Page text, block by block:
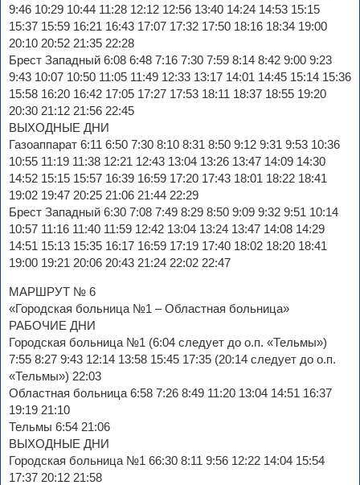
9:46 10:29 10:44 11:28 12:12 12:56 13:40 14:24 14:53 15:15
15:37 15:59 16:21 16:43 17:07 17:32 17:50 18:16 18:34 19:00
20:10 20:52 21:35 22:28
Брест Западный 6:08 6:48 7:16 7:30 7:59 8:14 8:42 9:00 9:23
9:43 10:07 10:50 11:05 11:49 12:33 13:17 14:01 14:45 15:14 15:36
15:58 16:20 16:42 17:05 17:27 17:53 18:11 18:37 18:55 19:20
20:30 21:12 21:56 22:45
ВЫХОДНЫЕ ДНИ
Газоаппарат 6:11 6:50 7:30 8:10 8:31 8:50 9:12 9:31 9:53 10:36
10:55 11:19 11:38 12:21 12:43 13:04 13:26 13:47 14:09 14:30
14:52 15:15 15:57 16:39 16:59 17:20 17:43 18:01 18:22 18:41
19:02 19:47 20:25 21:06 21:44 22:29
Брест Западный 6:30 7:08 7:49 8:29 8:50 9:09 9:32 9:51 10:14
10:57 11:16 11:40 11:59 12:42 13:04 13:24 13:47 14:08 14:29
14:51 15:13 15:35 16:17 16:59 17:19 17:40 18:02 18:20 18:41
19:00 19:21 20:06 20:43 21:24 22:02 22:47
МАРШРУТ № 6
«Городская больница №1 – Областная больница»
РАБОЧИЕ ДНИ
Городская больница №1 (6:04 следует до о.п. «Тельмы»)
7:55 8:27 9:43 12:14 13:58 15:45 17:35 (20:14 следует до о.п.
«Тельмы») 22:03
Областная больница 6:58 7:26 8:49 11:20 13:04 14:51 16:37
19:19 21:10
Тельмы 6:54 21:06
ВЫХОДНЫЕ ДНИ
Городская больница №1 66:30 8:11 9:56 12:22 14:04 15:54
17:37 20:12 21:58